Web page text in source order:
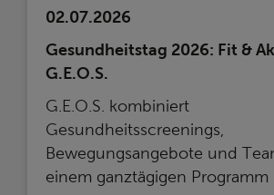
02.07.2026
Gesundheitstag 2026: Fit &
G.E.O.S.
G.E.O.S. kombiniert
Gesundheitsscreenings,
Bewegungsangebote und
einem ganztägigen Programm